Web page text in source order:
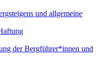
und allgemeine
der Bergführer*innen und